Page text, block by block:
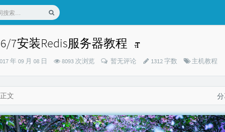
6/7安装Redis服务器教程
：
年 09 月 08 日 8093 次浏览 暂无评论 1312 字数
分
主机教程
正文 分